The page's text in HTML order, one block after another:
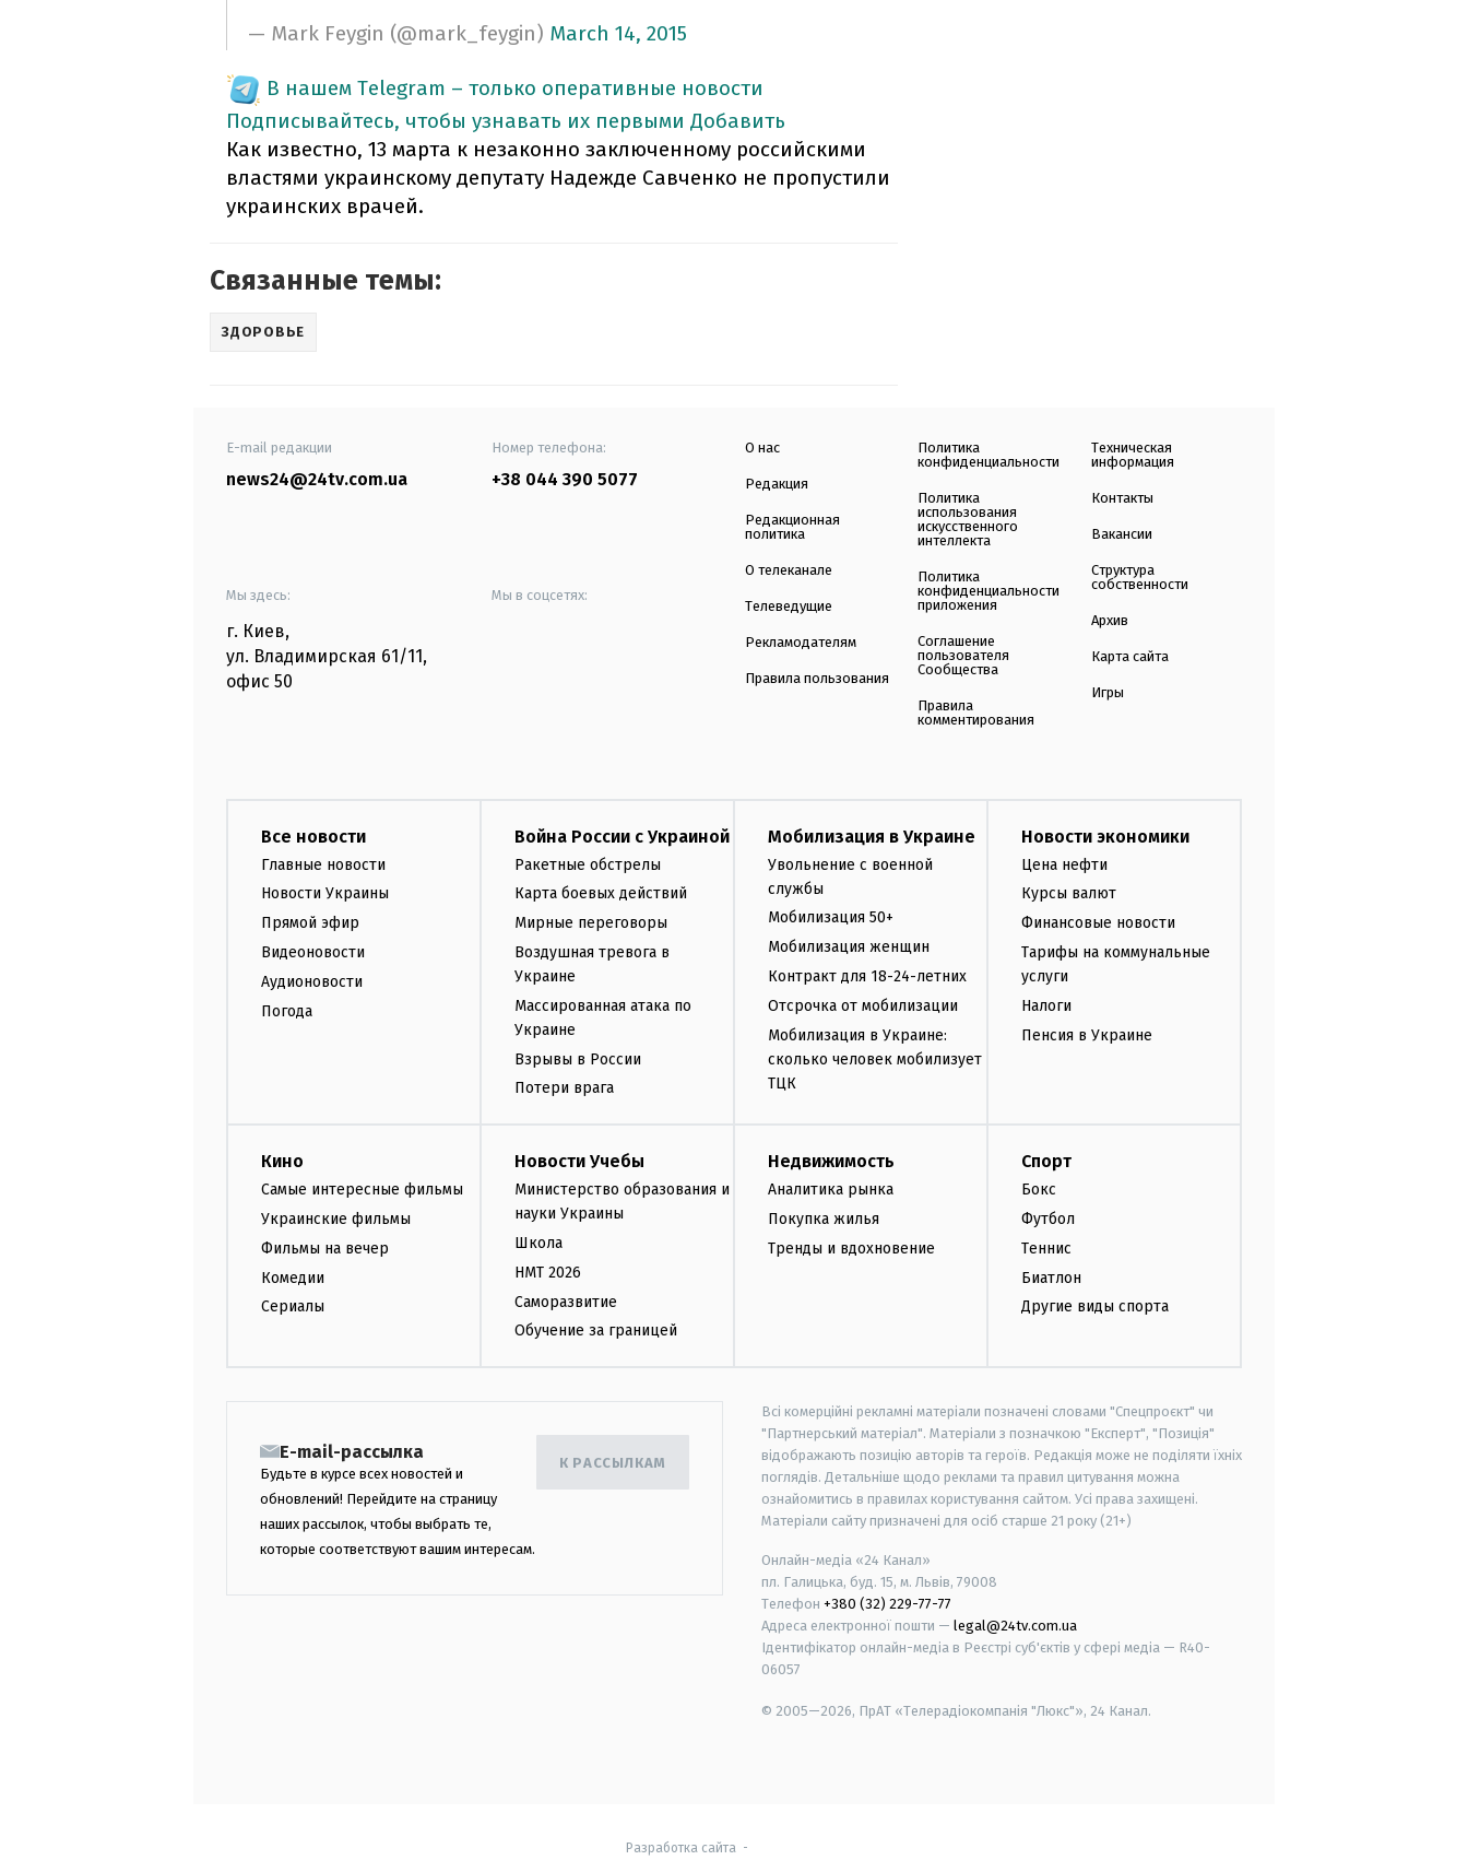
— Mark Feygin (@mark_feygin) March 14, 2015
В нашем Telegram – только оперативные новости
Подписывайтесь, чтобы узнавать их первыми Добавить
Как известно, 13 марта к незаконно заключенному российскими
властями украинскому депутату Надежде Савченко не пропустили
украинских врачей.
Связанные темы:
ЗДОРОВЬЕ
E-mail редакции
news24@24tv.com.ua
Номер телефона:
+38 044 390 5077
Мы здесь:
г. Киев,
ул. Владимирская 61/11,
офис 50
Мы в соцсетях:
О нас
Редакция
Редакционная
политика
О телеканале
Телеведущие
Рекламодателям
Правила пользования
Политика
конфиденциальности
Политика
использования
искусственного
интеллекта
Политика
конфиденциальности
приложения
Соглашение
пользователя
Сообщества
Правила
комментирования
Техническая
информация
Контакты
Вакансии
Структура
собственности
Архив
Карта сайта
Игры
Все новости
Главные новости
Новости Украины
Прямой эфир
Видеоновости
Аудионовости
Погода
Война России с Украиной
Ракетные обстрелы
Карта боевых действий
Мирные переговоры
Воздушная тревога в
Украине
Массированная атака по
Украине
Взрывы в России
Потери врага
Мобилизация в Украине
Увольнение с военной
службы
Мобилизация 50+
Мобилизация женщин
Контракт для 18-24-летних
Отсрочка от мобилизации
Мобилизация в Украине:
сколько человек мобилизует
ТЦК
Новости экономики
Цена нефти
Курсы валют
Финансовые новости
Тарифы на коммунальные
услуги
Налоги
Пенсия в Украине
Кино
Самые интересные фильмы
Украинские фильмы
Фильмы на вечер
Комедии
Сериалы
Новости Учебы
Министерство образования и
науки Украины
Школа
НМТ 2026
Саморазвитие
Обучение за границей
Недвижимость
Аналитика рынка
Покупка жилья
Тренды и вдохновение
Спорт
Бокс
Футбол
Теннис
Биатлон
Другие виды спорта
E-mail-рассылка
Будьте в курсе всех новостей и
обновлений! Перейдите на страницу
наших рассылок, чтобы выбрать те,
которые соответствуют вашим интересам.
К РАССЫЛКАМ
Всі комерційні рекламні матеріали позначені словами "Спецпроєкт" чи
"Партнерський матеріал". Матеріали з позначкою "Експерт", "Позиція"
відображають позицію авторів та героїв. Редакція може не поділяти їхніх
поглядів. Детальніше щодо реклами та правил цитування можна
ознайомитись в правилах користування сайтом. Усі права захищені.
Матеріали сайту призначені для осіб старше 21 року (21+)
Онлайн-медіа «24 Канал»
пл. Галицька, буд. 15, м. Львів, 79008
Телефон +380 (32) 229-77-77
Адреса електронної пошти — legal@24tv.com.ua
Ідентифікатор онлайн-медіа в Реєстрі суб'єктів у сфері медіа — R40-
06057
© 2005—2026, ПрАТ «Телерадіокомпанія "Люкс"», 24 Канал.
Разработка сайта -